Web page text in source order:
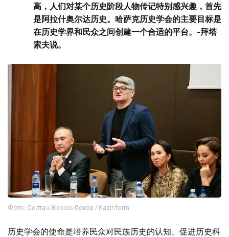
高，人们对某个历史阶段人物传记特别感兴趣，首先
是阿拉什奥尔达历史。哈萨克历史学会的主要目标是
在历史学界和民众之间创建一个合适的平台。-拜塔
索夫说。
Фото: Солтан Жексенбеков / Kazinform
历史学会的使命是培养民众对民族历史的认知、促进历史科